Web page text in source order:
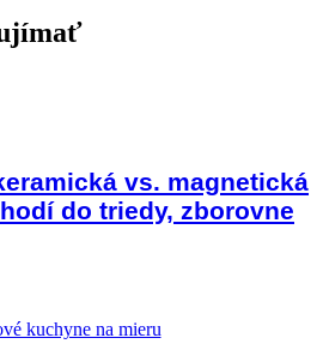
vs. magnetická
do triedy, zborovne